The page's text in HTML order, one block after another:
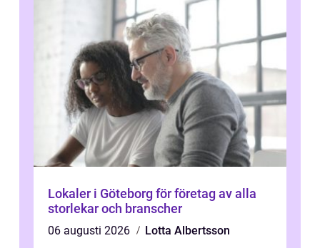
Lokaler i Göteborg för företag av alla
storlekar och branscher
06 augusti 2026
Lotta Albertsson